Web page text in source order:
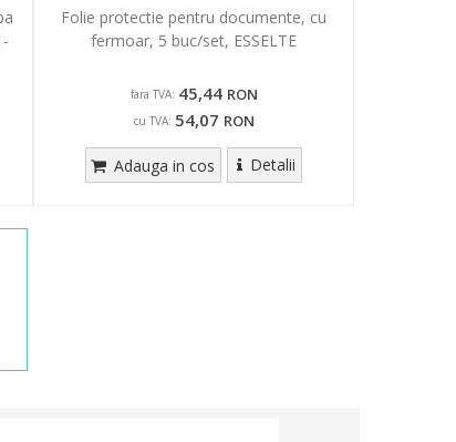
Folie protectie pentru documente, cu
fermoar, 5 buc/set, ESSELTE
fara TVA: 45,44 RON
cu TVA: 54,07 RON
Adauga in cos Detalii